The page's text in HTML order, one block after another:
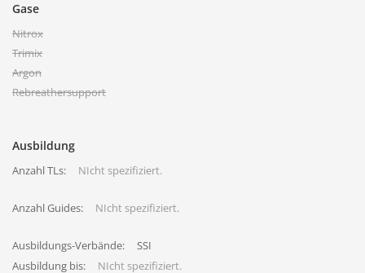
Gase
Nitrox
Trimix
Argon
Rebreathersupport
Ausbildung
Anzahl TLs: NIcht spezifiziert.
Anzahl Guides: NIcht spezifiziert.
Ausbildungs-Verbände:
SSI
Ausbildung bis:
NIcht spezifiziert.